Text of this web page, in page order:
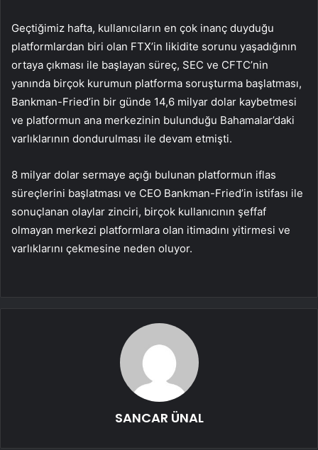
Geçtiğimiz hafta, kullanıcıların en çok inanç duyduğu
platformlardan biri olan FTX’in likidite sorunu yaşadığının
ortaya çıkması ile başlayan süreç, SEC ve CFTC’nin
yanında birçok kurumun platforma soruşturma başlatması,
Bankman-Fried’in bir günde 14,6 milyar dolar kaybetmesi
ve platformun ana merkezinin bulunduğu Bahamalar’daki
varlıklarının dondurulması ile devam etmişti.
8 milyar dolar sermaye açığı bulunan platformun iflas
süreçlerini başlatması ve CEO Bankman-Fried’in istifası ile
sonuçlanan olaylar zinciri, birçok kullanıcının şeffaf
olmayan merkezi platformlara olan itimadını yitirmesi ve
varlıklarını çekmesine neden oluyor.
SANCAR ÜNAL